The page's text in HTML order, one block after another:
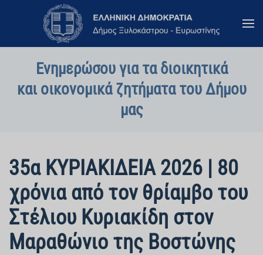
Skip to main content
Ενημερώσου για τα διοικητικά
και οικονομικά ζητήματα του Δήμου
μας
35α ΚΥΡΙΑΚΙΔΕΙΑ 2026 | 80
χρόνια από τον θρίαμβο του
Στέλιου Κυριακίδη στον
Μαραθώνιο της Βοστώνης